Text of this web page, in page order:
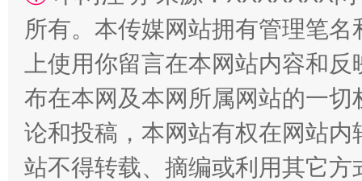
阿坝州三大球赛在茂县开幕 规模
所有。本传媒网站拥有管理笔
上使用你留言在本网站内容和
布在本网及本网所属网站的一
论和投稿，本网站有权在网站
站不得转载、摘编或利用其它